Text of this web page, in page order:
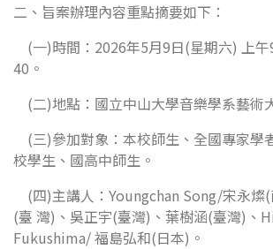
二、旨案辦理內容重點摘要如下：
(一)時間：2026年5月9日(星期六) 上午
40。
(二)地點：國立中山大學音樂學系藝術
(三)參加對象：本校師生、全國專家學
校學生、國高中師生。
(四)主講人：Youngchan Song/宋永燦
(臺 灣)、吳正宇(臺灣)、葉樹涵(臺灣)、
Fukushima/ 福島弘和(日本)。